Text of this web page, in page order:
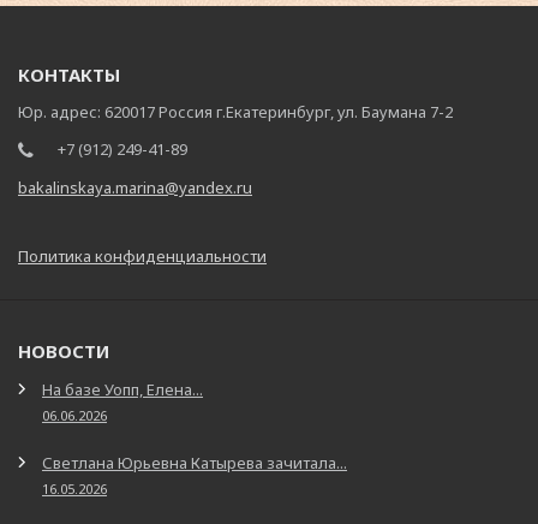
КОНТАКТЫ
Юр. адрес: 620017 Россия г.Екатеринбург, ул. Баумана 7-2
+7 (912) 249-41-89
bakalinskaya.marina@yandex.ru
Политика конфиденциальности
НОВОСТИ
На базе Уопп, Елена...
06.06.2026
Светлана Юрьевна Катырева зачитала...
16.05.2026